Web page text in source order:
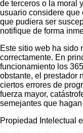
de terceros o la moral
usuario considere
que pudiera ser
notifique de forma
Este sitio web ha sido
correctamente. En
funcionamiento los
obstante, el prestador
ciertos errores de
fuerza mayor,
semejantes que
Propiedad Intelectual